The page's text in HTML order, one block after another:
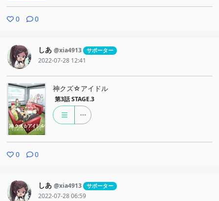
0 0
しあ @xia4913 サポーター
2022-07-28 12:41
神クズ☆アイドル
第3話 STAGE.3
0 0
しあ @xia4913 サポーター
2022-07-28 06:59